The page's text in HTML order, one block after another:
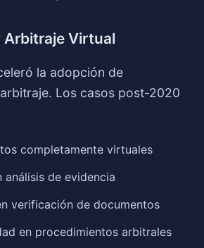
Arbitraje Virtual
la adopción de
Los casos post-2020
completamente virtuales
análisis de evidencia
verificación de documentos
en procedimientos arbitrales